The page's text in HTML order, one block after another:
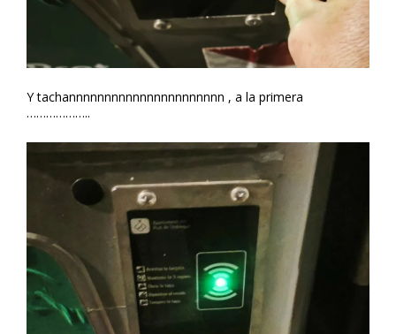
Y tachannnnnnnnnnnnnnnnnnnnnn , a la primera
………………..